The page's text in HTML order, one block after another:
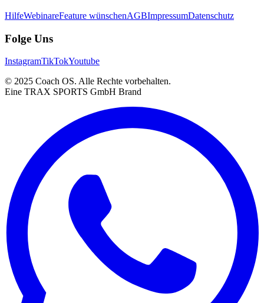
HilfeWebinareFeature wünschenAGBImpressumDatenschutz
Folge Uns
InstagramTikTokYoutube
© 2025 Coach OS. Alle Rechte vorbehalten.
Eine TRAX SPORTS GmbH Brand